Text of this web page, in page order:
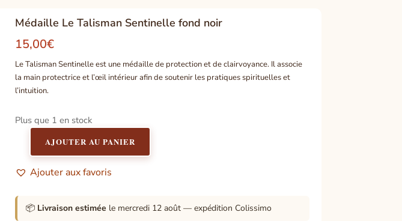
Médaille Le Talisman Sentinelle fond noir
15,00€
Le Talisman Sentinelle est une médaille de protection et de clairvoyance. Il associe
la main protectrice et l’œil intérieur afin de soutenir les pratiques spirituelles et
l’intuition.
Plus que 1 en stock
quantité
Médaille
Talisman
Sentinelle
AJOUTER AU PANIER
Ajouter aux favoris
📦 Livraison estimée le mercredi 12 août — expédition Colissimo